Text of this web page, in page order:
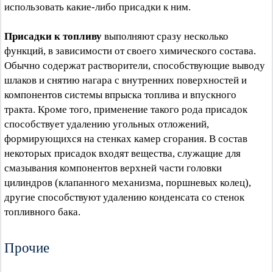
использовать какие-либо присадки к ним.
Присадки к топливу выполняют сразу несколько
функций, в зависимости от своего химического состава.
Обычно содержат растворители, способствующие выводу
шлаков и снятию нагара с внутренних поверхностей и
компонентов системы впрыска топлива и впускного
тракта. Кроме того, применение такого рода присадок
способствует удалению угольных отложений,
формирующихся на стенках камер сгорания. В состав
некоторых присадок входят вещества, служащие для
смазывания компонентов верхней части головки
цилиндров (клапанного механизма, поршневых колец),
другие способствуют удалению конденсата со стенок
топливного бака.
Прочие